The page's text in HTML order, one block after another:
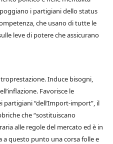
i partigiani dello status
che usano di tutte le
leve di potere che assicurano
Induce bisogni,
Favorisce le
partigiani “dell’Import-import”, il
che “sostituiscano
alle regole del mercato ed è in
questo punto una corsa folle e